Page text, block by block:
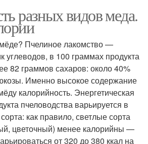
разных видов меда.
Пчелиное лакомство —
углеводов, в 100 граммах продукта
82 граммов сахаров: около 40%
Именно высокое содержание
калорийность. Энергетическая
пчеловодства варьируется в
как правило, светлые сорта
цветочный) менее калорийны —
от 320 до 380 ккал на